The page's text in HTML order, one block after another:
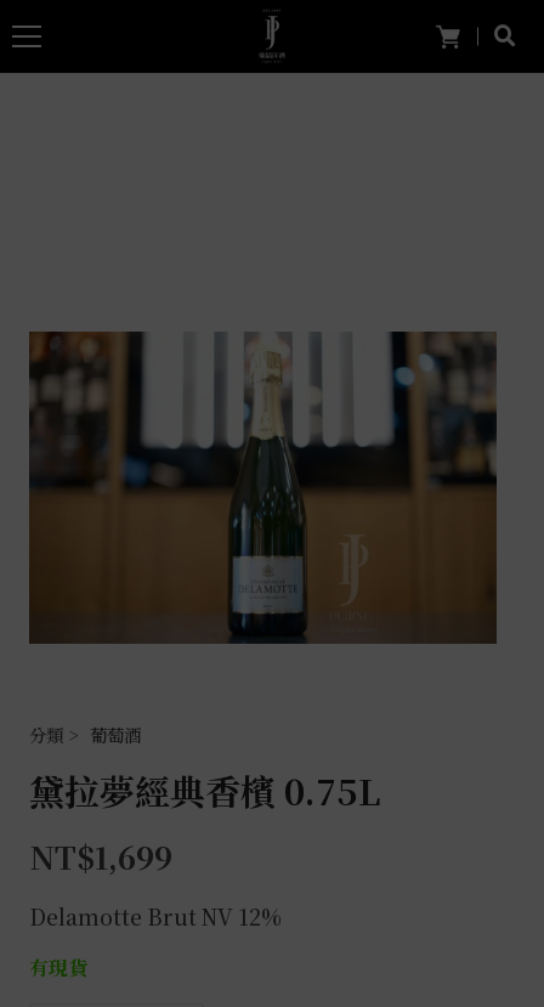
葡萄酒
黛拉夢經典香檳 0.75L
NT$1,699
Delamotte Brut NV 12%
有現貨